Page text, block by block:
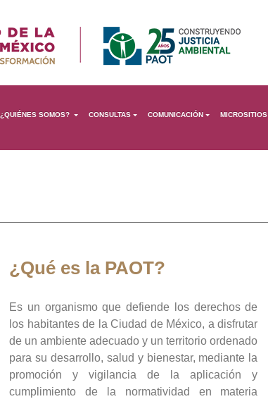
¿QUIÉNES SOMOS? CONSULTAS COMUNICACIÓN MICROSITIOS
¿Qué es la PAOT?
Es un organismo que defiende los derechos de
los habitantes de la Ciudad de México, a disfrutar
de un ambiente adecuado y un territorio ordenado
para su desarrollo, salud y bienestar, mediante la
promoción y vigilancia de la aplicación y
cumplimiento de la normatividad en materia